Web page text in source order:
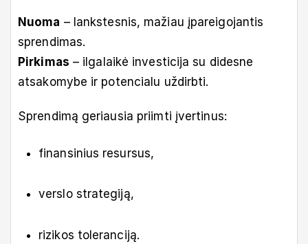
Nuoma – lankstesnis, mažiau įpareigojantis
sprendimas.
Pirkimas – ilgalaikė investicija su didesne
atsakomybe ir potencialu uždirbti.
Sprendimą geriausia priimti įvertinus:
finansinius resursus,
verslo strategiją,
rizikos toleranciją.